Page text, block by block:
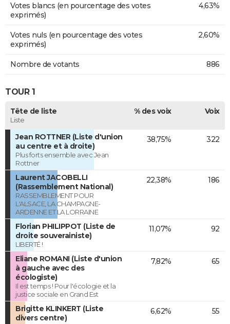
Votes blancs (en pourcentage des votes
exprimés)
4,63%
Votes nuls (en pourcentage des votes
exprimés)
2,60%
Nombre de votants 886
TOUR 1
Tête de liste
Liste
% des voix Voix
Jean ROTTNER (Liste d'union
au centre et à droite)
Plus forts ensemble avec Jean
Rottner
38,75% 322
Laurent JACOBELLI
(Rassemblement National)
RASSEMBLEMENT POUR
L'ALSACE, LA CHAMPAGNE-
ARDENNE ET LA LORRAINE
22,38% 186
Florian PHILIPPOT (Liste de
droite souverainiste)
LIBERTÉ !
11,07% 92
Eliane ROMANI (Liste d'union
à gauche avec des
écologiste)
Il est temps ! Pour l'écologie et la
justice sociale en Grand Est
7,82% 65
Brigitte KLINKERT (Liste
divers centre)
6,62% 55